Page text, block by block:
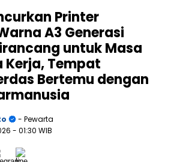
Printer
A3 Generasi
untuk Masa
Kerja, Tempat
Bertemu dengan
- Pewarta
- 01:30 WIB